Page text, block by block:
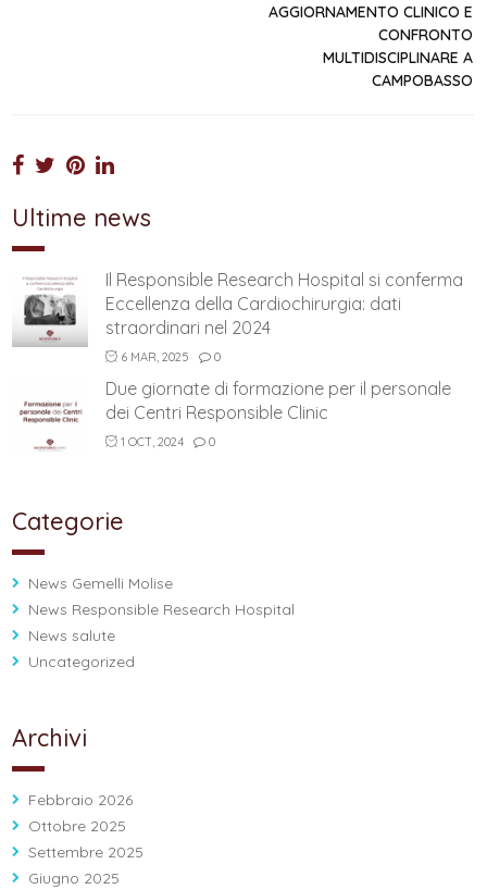
AGGIORNAMENTO CLINICO E
CONFRONTO
MULTIDISCIPLINARE A
CAMPOBASSO
Ultime news
Il Responsible Research Hospital si conferma
Eccellenza della Cardiochirurgia: dati
straordinari nel 2024
6 MAR, 2025 0
Due giornate di formazione per il personale
dei Centri Responsible Clinic
1 OCT, 2024 0
Categorie
News Gemelli Molise
News Responsible Research Hospital
News salute
Uncategorized
Archivi
Febbraio 2026
Ottobre 2025
Settembre 2025
Giugno 2025